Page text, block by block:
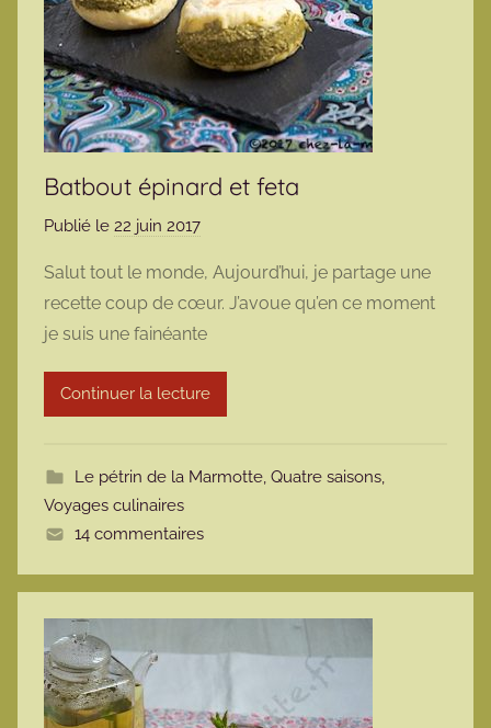
Batbout épinard et feta
Publié le 22 juin 2017
r
m
a
r
m
t
Salut tout le monde, Aujourd’hui, je partage une
recette coup de cœur. J’avoue qu’en ce moment
je suis une fainéante
Continuer la lecture
Le pétrin de la Marmotte, Quatre saisons,
Voyages culinaires
14 commentaires